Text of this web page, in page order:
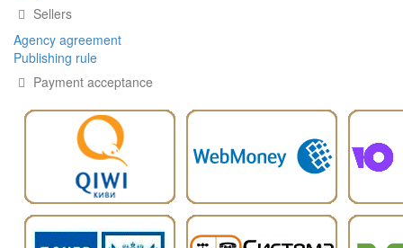
Sellers
Agency agreement
Publishing rule
Payment acceptance